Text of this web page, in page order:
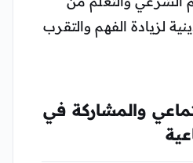
لزيادة الفهم والتقرب
والمشاركة في